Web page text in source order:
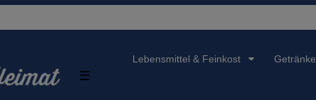
☰
Lebensmittel & Feinkost Getränke